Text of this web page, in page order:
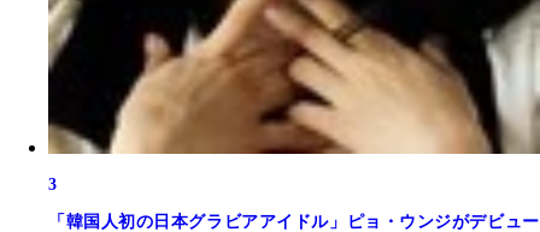
3
「韓国人初の日本グラビアアイドル」ピョ・ウンジがデビュー